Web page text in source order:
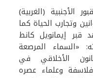
الأجنبية (الغربية)
وتجارب الحياة كما
قبر إيمانويل كانط
«السماء المرصعة
الأخلاقي في
وعلماء عصره